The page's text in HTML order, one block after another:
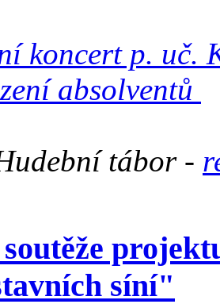
koncert p. uč.
absolventů
tábor -
síní"